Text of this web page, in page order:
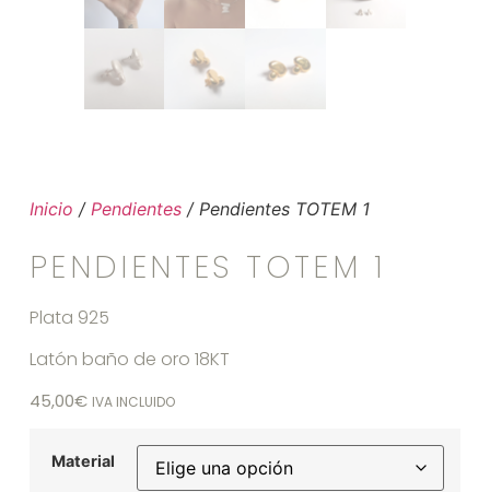
Inicio / Pendientes/ Pendientes TOTEM 1
PENDIENTES TOTEM 1
Plata 925
Latón baño de oro 18KT
45,00€ IVA INCLUIDO
Material